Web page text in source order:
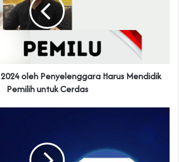
oleh Penyelenggara Harus Mendidik
Pemilih untuk Cerdas